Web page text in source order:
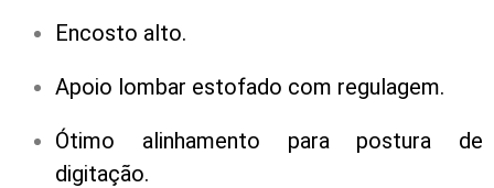
Encosto alto.
Apoio lombar estofado com regulagem.
Ótimo alinhamento para postura de
digitação.